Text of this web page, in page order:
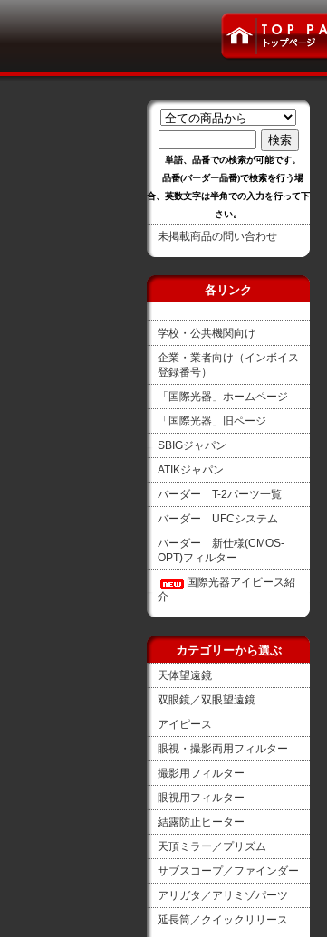
単語、品番での検索が可能です。
品番(バーダー品番)で検索を行う場
合、英数文字は半角での入力を行って下
さい。
未掲載商品の問い合わせ
各リンク
学校・公共機関向け
企業・業者向け（インボイス
登録番号）
「国際光器」ホームページ
「国際光器」旧ページ
SBIGジャパン
ATIKジャパン
バーダー T-2パーツ一覧
バーダー UFCシステム
バーダー 新仕様(CMOS-
OPT)フィルター
国際光器アイピース紹
介
カテゴリーから選ぶ
天体望遠鏡
双眼鏡／双眼望遠鏡
アイピース
眼視・撮影両用フィルター
撮影用フィルター
眼視用フィルター
結露防止ヒーター
天頂ミラー／プリズム
サブスコープ／ファインダー
アリガタ／アリミゾパーツ
延長筒／クイックリリース